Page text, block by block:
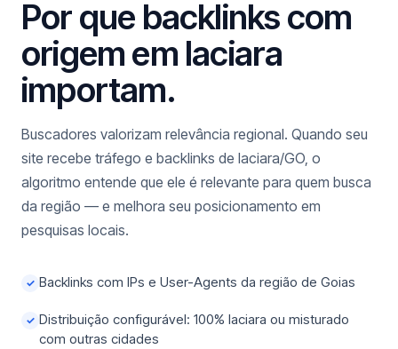
Por que backlinks com
origem em Iaciara
importam.
Buscadores valorizam relevância regional. Quando seu
site recebe tráfego e backlinks de Iaciara/GO, o
algoritmo entende que ele é relevante para quem busca
da região — e melhora seu posicionamento em
pesquisas locais.
✓ Backlinks com IPs e User-Agents da região de Goias
✓ Distribuição configurável: 100% Iaciara ou misturado
com outras cidades